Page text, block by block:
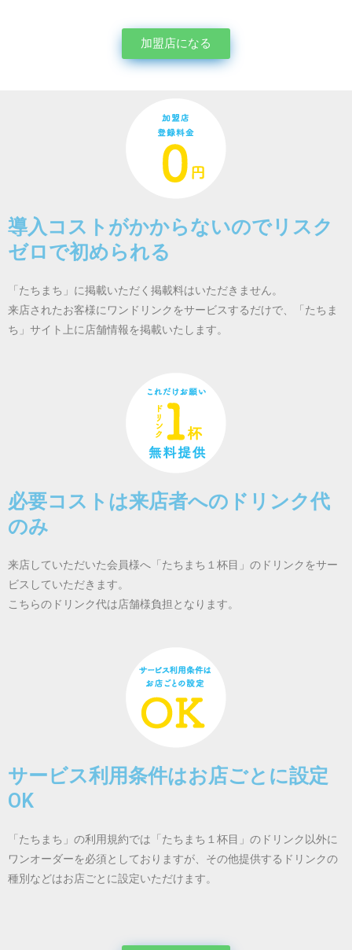
加盟店になる
導入コストがかからないのでリスク
ゼロで初められる
「たちまち」に掲載いただく掲載料はいただきません。
来店されたお客様にワンドリンクをサービスするだけで、「たちま
ち」サイト上に店舗情報を掲載いたします。
必要コストは来店者へのドリンク代
のみ
来店していただいた会員様へ「たちまち１杯目」のドリンクをサー
ビスしていただきます。
こちらのドリンク代は店舗様負担となります。
サービス利用条件はお店ごとに設定
OK
「たちまち」の利用規約では「たちまち１杯目」のドリンク以外に
ワンオーダーを必須としておりますが、その他提供するドリンクの
種別などはお店ごとに設定いただけます。